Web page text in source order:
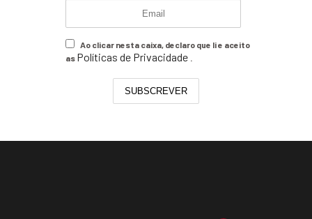
Ao clicar nesta caixa, declaro que li e aceito
as Políticas de Privacidade .
SUBSCREVER